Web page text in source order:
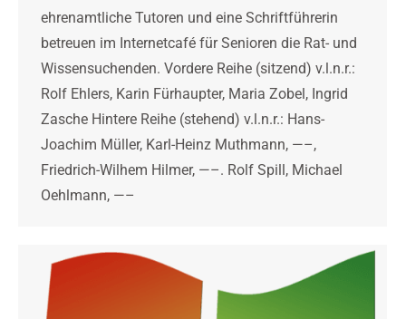
ehrenamtliche Tutoren und eine Schriftführerin
betreuen im Internetcafé für Senioren die Rat- und
Wissensuchenden. Vordere Reihe (sitzend) v.l.n.r.:
Rolf Ehlers, Karin Fürhaupter, Maria Zobel, Ingrid
Zasche Hintere Reihe (stehend) v.l.n.r.: Hans-
Joachim Müller, Karl-Heinz Muthmann, —–,
Friedrich-Wilhem Hilmer, —–. Rolf Spill, Michael
Oehlmann, —–